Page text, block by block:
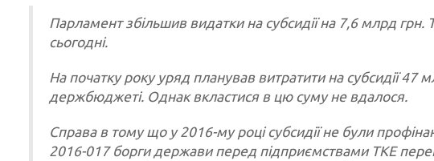
Парламент збільшив видатки на субсидії на 7,6 млрд
сьогодні.
На початку року уряд планував витратити на субсидії
держбюджеті. Однак вкластися в цю суму не вдалося.
Справа в тому що у 2016-му році субсидії не були
2016-017 борги держави перед підприємствами ТКЕ